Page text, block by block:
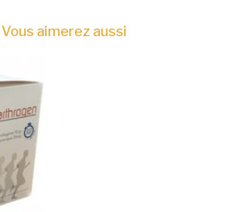
Vous aimerez aussi